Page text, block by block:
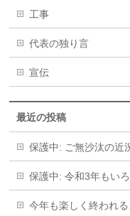
工事
代表の独り言
宣伝
最近の投稿
保護中: ご無沙汰の近
保護中: 令和3年もい
今年も楽しく終われる